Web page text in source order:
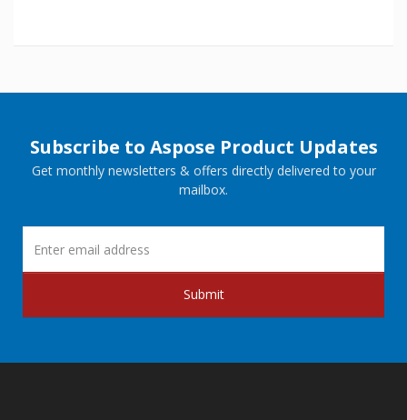
Subscribe to Aspose Product Updates
Get monthly newsletters & offers directly delivered to your
mailbox.
Submit